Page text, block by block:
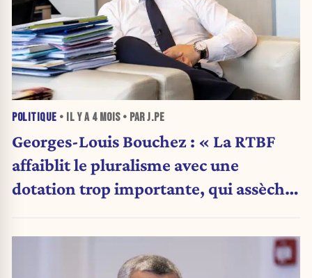
POLITIQUE • IL Y A 4 MOIS• PAR J.PE
Georges-Louis Bouchez : « La RTBF
affaiblit le pluralisme avec une
dotation trop importante, qui assèche
médias privés »